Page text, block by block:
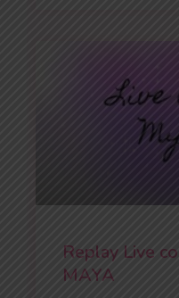
Replay Live
MAYA